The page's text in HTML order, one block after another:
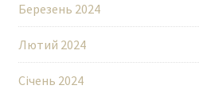
Березень 2024
Лютий 2024
Січень 2024